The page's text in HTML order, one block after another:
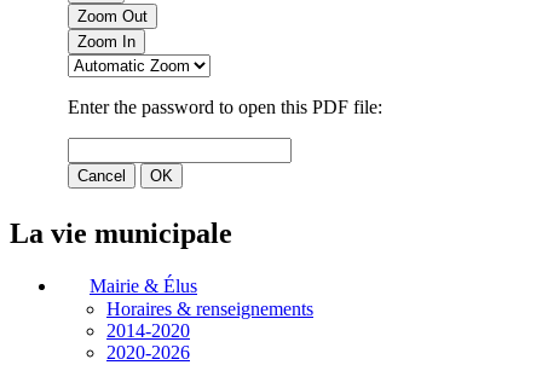
La vie municipale
Mairie & Élus
Horaires & renseignements
2014-2020
2020-2026